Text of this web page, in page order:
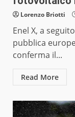
Lorenzo Briotti
Enel X, a
pubblica
conferma il...
Read More